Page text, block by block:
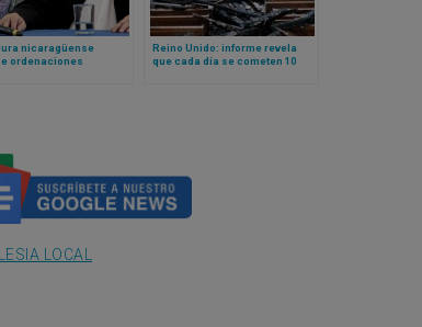
nicaragüense
ordenaciones
Reino Unido: informe revela
que cada día se cometen 10
LOCAL